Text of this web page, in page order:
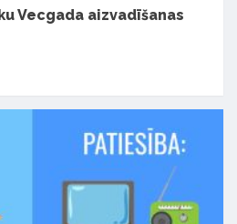
Vecgada aizvadīšanas